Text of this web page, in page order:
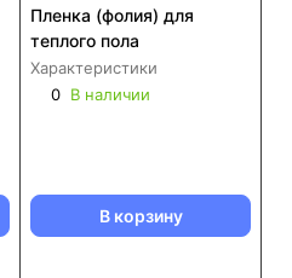
Пленка (фолия) для
теплого пола
Характеристики
0 В наличии
В корзину